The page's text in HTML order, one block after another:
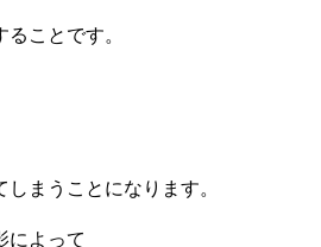
ることです。
まうことになります。
によって